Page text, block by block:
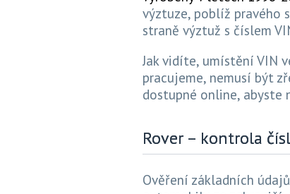
výztuze, poblíž pravého
straně výztuž s číslem
Jak vidíte, umístění VIN
pracujeme, nemusí být
dostupné online, abyste
Rover – kontrola
Ověření základních